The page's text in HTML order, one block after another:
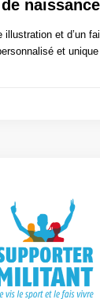
illustration et d’un
et unique